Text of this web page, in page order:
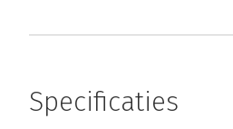
Specificaties